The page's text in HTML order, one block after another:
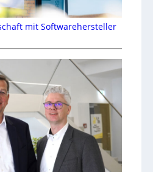
mit Softwarehersteller